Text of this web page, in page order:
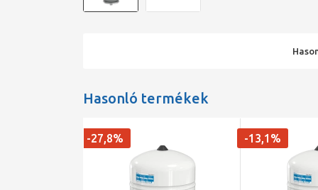
Hasonló termékek
-27,8% -13,1%